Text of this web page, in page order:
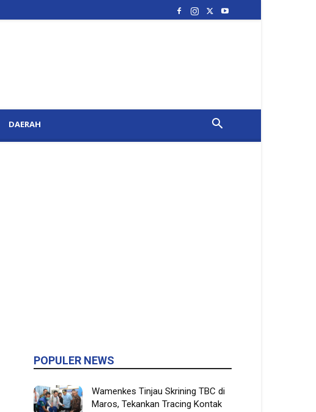
DAERAH
POPULER NEWS
Wamenkes Tinjau Skrining TBC di
Maros, Tekankan Tracing Kontak